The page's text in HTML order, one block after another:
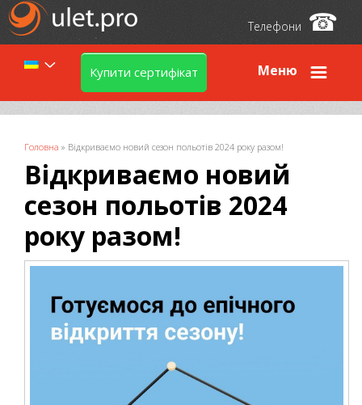
Телефони ☎
Купити сертифікат Меню
Ви є тут
Головна » Відкриваємо новий сезон польотів 2024 року разом!
Відкриваємо новий
сезон польотів 2024
року разом!